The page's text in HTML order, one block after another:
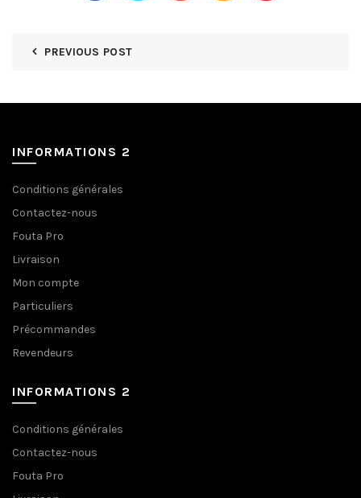
PREVIOUS POST
INFORMATIONS 2
Conditions générales
Contactez-nous
Fouta Pro
Livraison
Mon compte
Particuliers
Précommandes
Revendeurs
INFORMATIONS 2
Conditions générales
Contactez-nous
Fouta Pro